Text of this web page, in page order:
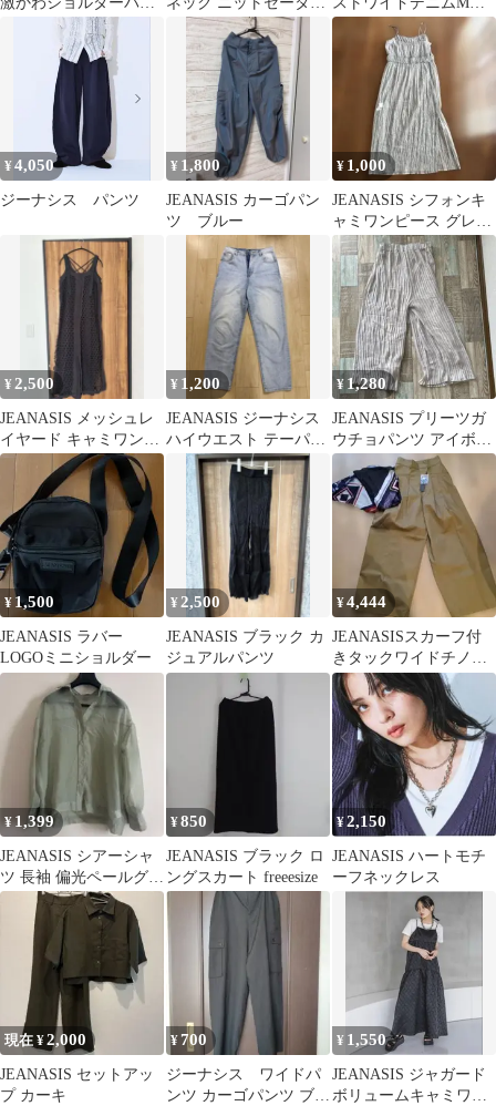
グイチ押し！おすす
長袖 B122
イズ黒
¥4,050
ジーナシス パンツ
¥ 1,800
JEANASIS カーゴパン
ツ ブルー
¥ 1,000
JEANASIS シフォンキ
ャミワンピース グレー
F
¥ 2,500
JEANASIS メッシュレ
イヤード キャミワンピ
ース
¥ 1,200
JEANASIS ジーナシス
ハイウエスト テーパー
ド デニムパンツ
¥ 1,280
JEANASIS プリーツガ
ウチョパンツ アイボリ
ー F
¥ 1,500
JEANASIS ラバー
LOGOミニショルダー
¥2,500
JEANASIS ブラック カ
ジュアルパンツ
¥4,444
JEANASISスカーフ付
きタックワイドチノパ
ンツ サイズS
¥1,399
JEANASIS シアーシャ
ツ 長袖 偏光ペールグリ
ーン
¥850
JEANASIS ブラック ロ
ングスカート freeesize
¥2,150
JEANASIS ハートモチ
ーフネックレス
現在 ¥2,000
JEANASIS セットアッ
プ カーキ
¥700
ジーナシス ワイドパ
ンツ カーゴパンツ ブラ
¥ 1,550
JEANASIS ジャガード
ボリュームキャミワン